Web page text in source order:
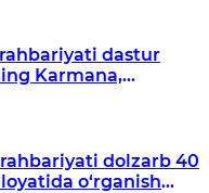
dastur
Karmana,
dolzarb 40
o‘rganish